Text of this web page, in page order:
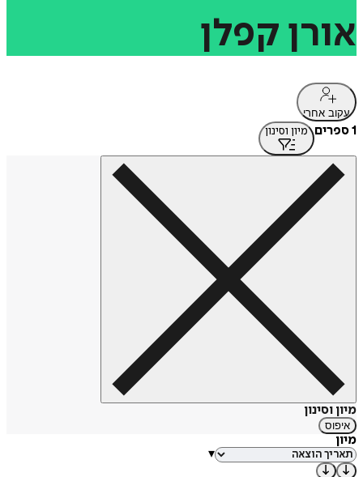
אורן קפלן
עקוב אחרי
1 ספרים מיון וסינון
מיון וסינון
איפוס
מיון
▾